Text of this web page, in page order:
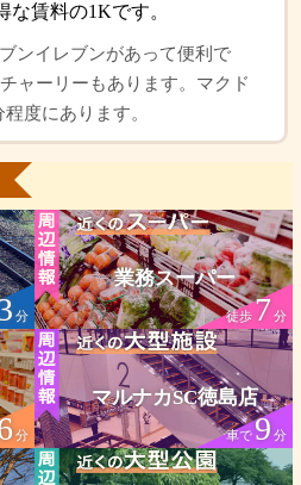
な賃料の1Kです。
ンイレブンがあって便利で
ャーリーもあります。マクド
度にあります。
分
業務スーパー
徒歩7分
分
マルナカSC徳島店
車で9分